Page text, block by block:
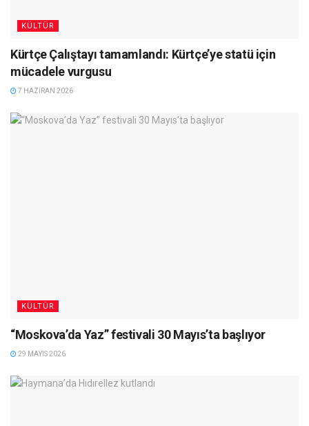
KÜLTÜR
Kürtçe Çalıştayı tamamlandı: Kürtçe’ye statü için
mücadele vurgusu
7 HAZIRAN 2026
KÜLTÜR
“Moskova’da Yaz” festivali 30 Mayıs’ta başlıyor
29 MAYIS 2026